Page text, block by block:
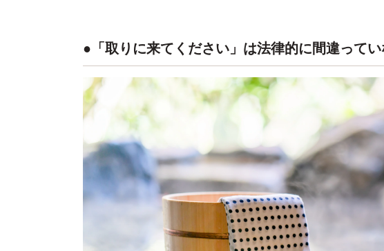
●「取りに来てください」は法律的に間違って